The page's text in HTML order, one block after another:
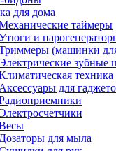
для дома
таймеры
и
(машинки
зубные
техника
Аксессуары для
Дозаторы для мыла